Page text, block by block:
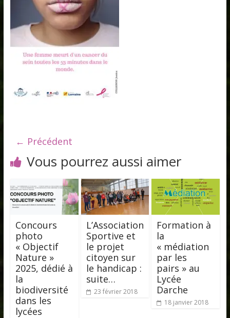
← Précédent
Vous pourrez aussi aimer
Concours
photo
« Objectif
Nature »
2025, dédié à
la
biodiversité
dans les
lycées
L’Association
Sportive et
le projet
citoyen sur
le handicap :
suite…
23 février 2018
Formation à
la
« médiation
par les
pairs » au
Lycée
Darche
18 janvier 2018